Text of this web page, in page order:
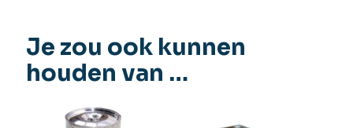
Je zou ook kunnen
houden van …